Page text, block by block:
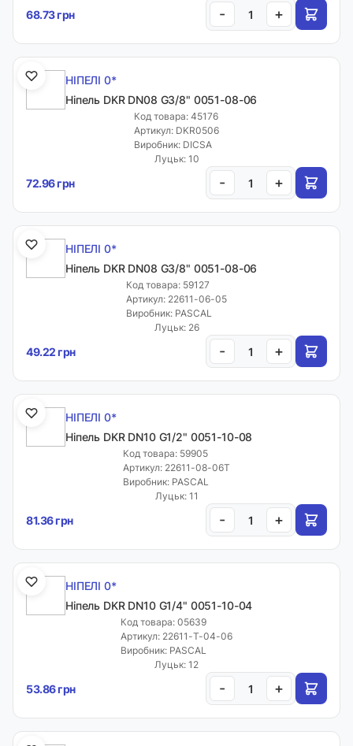
68.73 грн - +
НІПЕЛІ 0*
Ніпель DKR DN08 G3/8" 0051-08-06
Код товара: 45176
Артикул: DKR0506
Виробник: DICSA
Луцьк: 10
72.96 грн - +
НІПЕЛІ 0*
Ніпель DKR DN08 G3/8" 0051-08-06
Код товара: 59127
Артикул: 22611-06-05
Виробник: PASCAL
Луцьк: 26
49.22 грн - +
НІПЕЛІ 0*
Ніпель DKR DN10 G1/2" 0051-10-08
Код товара: 59905
Артикул: 22611-08-06T
Виробник: PASCAL
Луцьк: 11
81.36 грн - +
НІПЕЛІ 0*
Ніпель DKR DN10 G1/4" 0051-10-04
Код товара: 05639
Артикул: 22611-T-04-06
Виробник: PASCAL
Луцьк: 12
53.86 грн - +